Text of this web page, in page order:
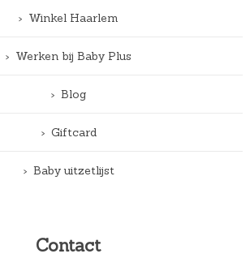
Winkel Haarlem
Werken bij Baby Plus
Blog
Giftcard
Baby uitzetlijst
Contact